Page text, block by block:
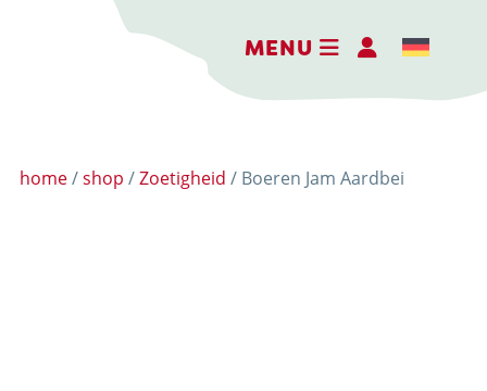
MENU
home/shop /Zoetigheid / Boeren Jam Aardbei